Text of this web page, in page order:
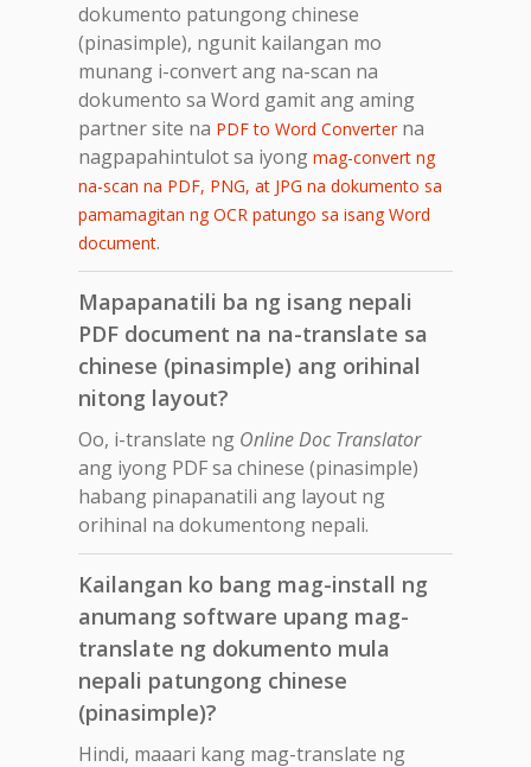
dokumento patungong chinese
(pinasimple), ngunit kailangan mo
munang i-convert ang na-scan na
dokumento sa Word gamit ang aming
partner site na PDF to Word Converterna
nagpapahintulot sa iyong mag-convert ng
na-scan na PDF, PNG, at JPG na dokumento sa
pamamagitan ng OCR patungo sa isang Word
document.
Mapapanatili ba ng isang nepali
PDF document na na-translate sa
chinese (pinasimple) ang orihinal
nitong layout?
Oo, i-translate ng Online Doc Translator
ang iyong PDF sa chinese (pinasimple)
habang pinapanatili ang layout ng
orihinal na dokumentong nepali.
Kailangan ko bang mag-install ng
anumang software upang mag-
translate ng dokumento mula
nepali patungong chinese
(pinasimple)?
Hindi, maaari kang mag-translate ng